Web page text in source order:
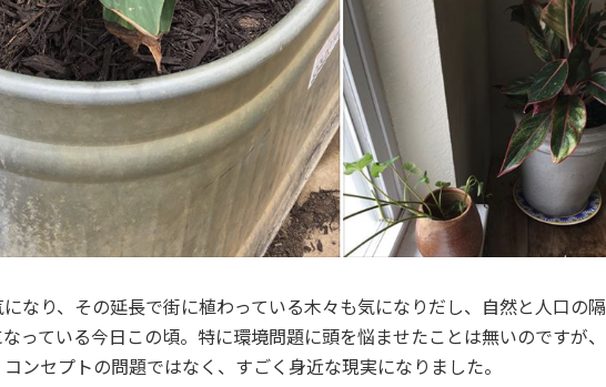
なり、その延長で街に植わっている木々も気になりだし、自然と人口の隔
っている今日この頃。特に環境問題に頭を悩ませたことは無いのですが、
ンセプトの問題ではなく、すごく身近な現実になりました。